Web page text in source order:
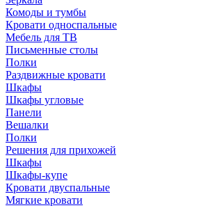
Комоды и тумбы
Кровати односпальные
Мебель для ТВ
Письменные столы
Полки
Раздвижные кровати
Шкафы
Шкафы угловые
Панели
Вешалки
Полки
Решения для прихожей
Шкафы
Шкафы-купе
Кровати двуспальные
Мягкие кровати